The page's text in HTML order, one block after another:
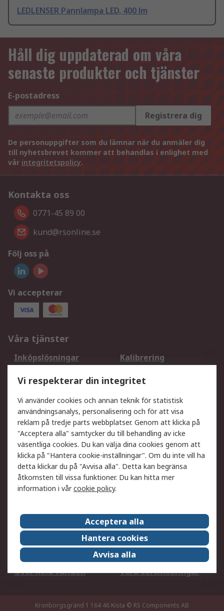
LEDLENSER Pannlampa LED, 400 lm
Håll dig uppdaterad om våra
senaste produkter och tjänster
E-postadress
Registrera dig
De personuppgifter som du lämnar när du anmäler dig
till nyhetsbrevet kommer att behandlas i enlighet med
vår integritetspolicy.
Kontakta oss
0771-45 89 00
kund@rsonline.se
Följ oss på
Vi accepterar
Våra tjänster
Inköpslösningar
Kalibrering
DesignSpark
Teknisk Support
Ditt lokala säljteam
Exportlösningar
Support
Få hjälp
Retur av varor
Leverans
Spåra din order
Begär en fakturakopi
Fördelar med RS-konto
Betalningsalternativ
Om RS
Försäljningsvillkor
Det juridiska
Press Centre
Jobba hos RS
ESG
Över hela världen
Våra certificeringar
Kronborgsgränd 1 164 46 Kista © RS Components AB
Vi respekterar din integritet
Vi använder cookies och annan teknik för statistisk
användningsanalys, personalisering och för att visa
reklam på tredje parts webbplatser. Genom att klicka på
"Acceptera alla" samtycker du till behandling av icke
väsentliga cookies. Du kan välja dina cookies genom att
klicka på "Hantera cookie-inställningar". Om du inte vill ha
detta klickar du på "Avvisa alla". Detta kan begränsa
åtkomsten till vissa funktioner. Du kan hitta mer
information i vårcookie policy.
Acceptera alla
Hantera cookies
Avvisa alla